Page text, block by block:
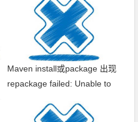
Maven install或package 出现
repackage failed: Unable to